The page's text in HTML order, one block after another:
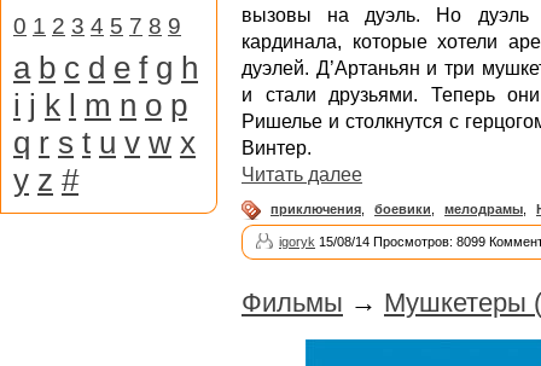
вызовы на дуэль. Но дуэль
кардинала, которые хотели
дуэлей. Д’Артаньян и три
и стали друзьями. Теперь
Ришелье и столкнутся с
Винтер.
Читать далее
приключения боевики мелодрамы
igoryk 15/08/14 Просмотров: 8099
Фильмы → Мушкетеры
0 1 2 3 4 5 7 8 9
a b c d e f g h
i j k l m n o p
q r s t u v w x
y z #